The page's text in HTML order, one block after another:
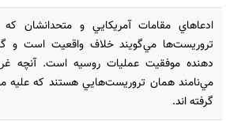
ادعاهاي مقامات آمريكايي و متحدانشان
تروريست‌ها مي‌گويند خلاف واقعیت است و
دهنده موفقیت عملیات روسیه است. آنچه
مي‌نامند همان تروريست‌هايي هستند كه
گرفته اند.